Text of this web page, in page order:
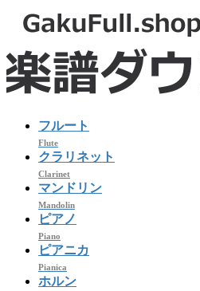
テ
ン
ツ
ゲ
ー
シ
フルート
Flute
クラリネット
Clarinet
マンドリン
Mandolin
ピアノ
Piano
ピアニカ
Pianica
ホルン